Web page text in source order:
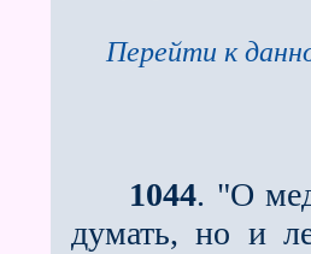
Перейти к
1044. "О
думать, но и